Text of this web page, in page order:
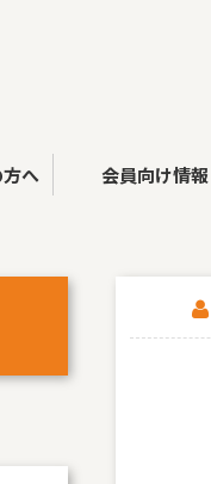
へ 会員向け情報